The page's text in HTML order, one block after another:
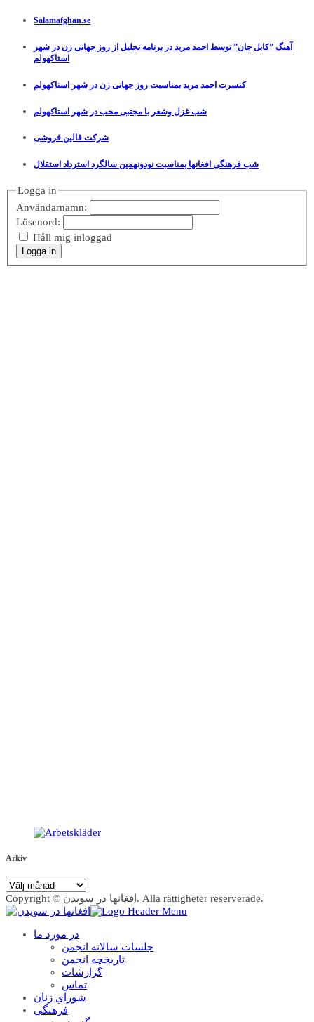
Salamafghan.se
آهنگ ”کابل جان” توسط احمد مرید در برنامه تجلیل از روز جهانی زن در شهر
استاکهولم
کنسرت احمد مرید بمناسبت روز جهانی زن در شهر استاکهولم
شب غزل وشعر با مجتبی محب در شهر استاکهولم
شرکت قالین فروشی
شب فرهنگی افغانها بمناسبت نودونهمین سالگرد استرداد استقلال
Logga in
Användarnamn:
Lösenord:
Håll mig inloggad
Logga in
Arkiv
Arkiv
Copyright © افغانها در سویدن. Alla rättigheter reserverade.
در مورد ما
جلسات سالانه انجمن
تاریخچه انجمن
گزارشات
تماس
شوراي زنان
فرهنگي